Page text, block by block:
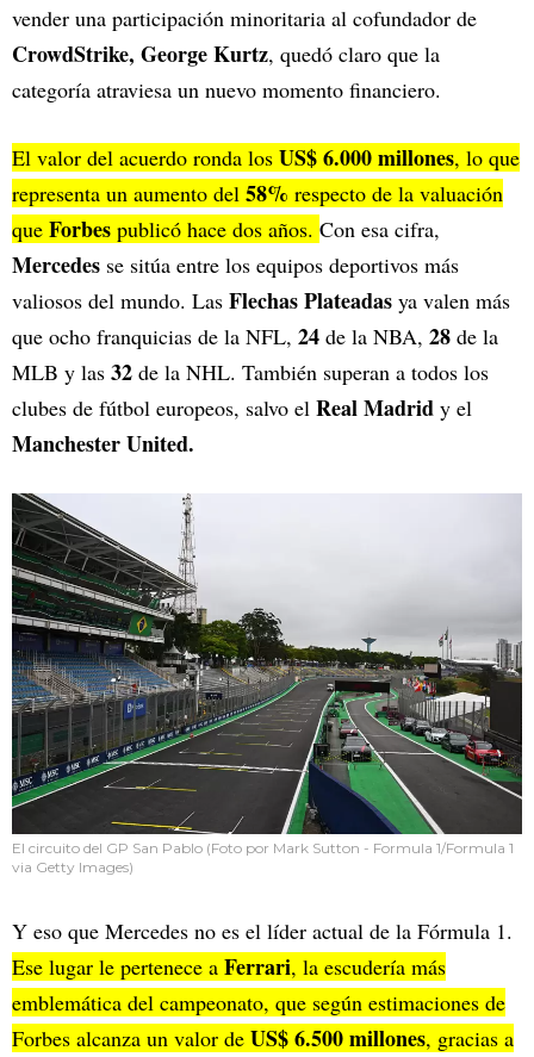
vender una participación minoritaria al cofundador de
CrowdStrike, George Kurtz, quedó claro que la
categoría atraviesa un nuevo momento financiero.
El valor del acuerdo ronda los US$ 6.000 millones, lo que
representa un aumento del 58% respecto de la valuación
que Forbes publicó hace dos años. Con esa cifra,
Mercedes se sitúa entre los equipos deportivos más
valiosos del mundo. Las Flechas Plateadas ya valen más
que ocho franquicias de la NFL, 24 de la NBA, 28 de la
MLB y las 32 de la NHL. También superan a todos los
clubes de fútbol europeos, salvo el Real Madrid y el
Manchester United.
El circuito del GP San Pablo (Foto por Mark Sutton - Formula 1/Formula 1
via Getty Images)
Y eso que Mercedes no es el líder actual de la Fórmula 1.
Ese lugar le pertenece a Ferrari, la escudería más
emblemática del campeonato, que según estimaciones de
Forbes alcanza un valor de US$ 6.500 millones, gracias a